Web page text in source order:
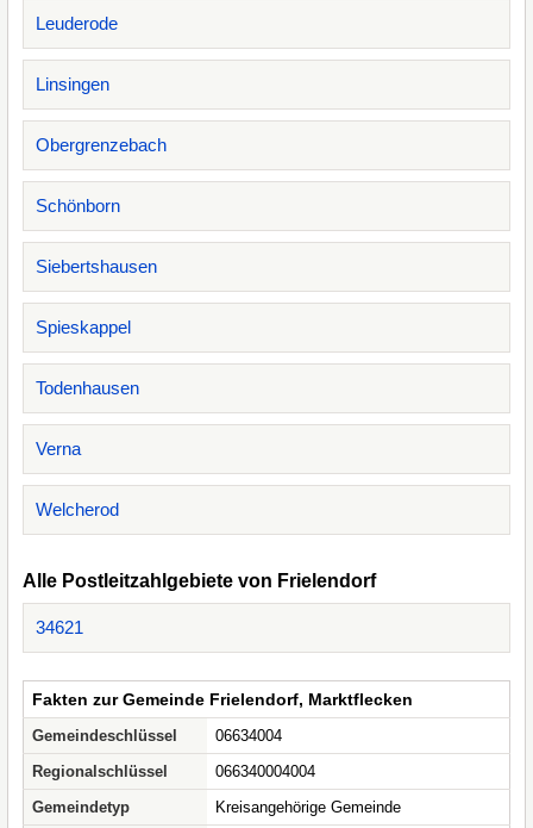
Leuderode
Linsingen
Obergrenzebach
Schönborn
Siebertshausen
Spieskappel
Todenhausen
Verna
Welcherod
Alle Postleitzahlgebiete von Frielendorf
34621
Fakten zur Gemeinde Frielendorf, Marktflecken
Gemeindeschlüssel
06634004
Regionalschlüssel
066340004004
Gemeindetyp
Kreisangehörige Gemeinde